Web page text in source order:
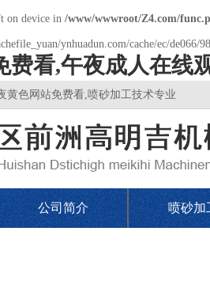
on device in /www/wwwroot/Z4.com/
ynhuadun.com/cache/ec/
费看,午夜成人在线
黄色网站免费看,喷砂加工技术专业
公司简介 喷砂加